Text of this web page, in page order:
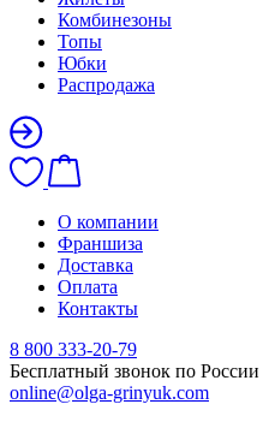
Комбинезоны
Топы
Юбки
Распродажа
О компании
Франшиза
Доставка
Оплата
Контакты
8 800 333-20-79
Бесплатный звонок по России
online@olga-grinyuk.com